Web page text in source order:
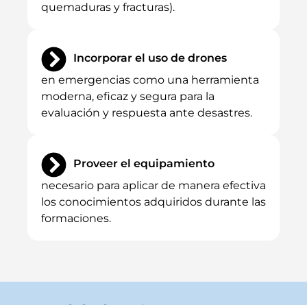
quemaduras y fracturas).
Incorporar el uso de drones
en emergencias como una herramienta
moderna, eficaz y segura para la
evaluación y respuesta ante desastres.
Proveer el equipamiento
necesario para aplicar de manera efectiva
los conocimientos adquiridos durante las
formaciones.